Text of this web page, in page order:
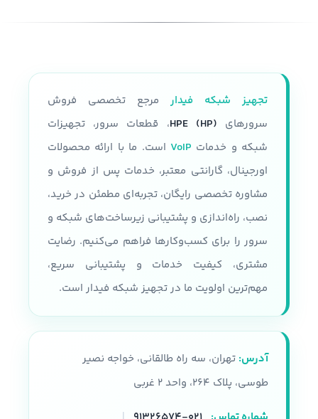
تجهیز شبکه فیدار مرجع تخصصی فروش
سرورهای HPE (HP)، قطعات سرور، تجهیزات
شبکه و خدمات VoIP است. ما با ارائه محصولات
اورجینال، گارانتی معتبر، خدمات پس از فروش و
مشاوره تخصصی رایگان، تجربه‌ای مطمئن در خرید،
نصب، راه‌اندازی و پشتیبانی زیرساخت‌های شبکه و
سرور را برای کسب‌وکارها فراهم می‌کنیم. رضایت
مشتری، کیفیت خدمات و پشتیبانی سریع،
مهم‌ترین اولویت ما در تجهیز شبکه فیدار است.
آدرس: تهران، سه راه طالقانی، خواجه نصیر
طوسی، پلاک ۲۶۴، واحد ۲ غربی